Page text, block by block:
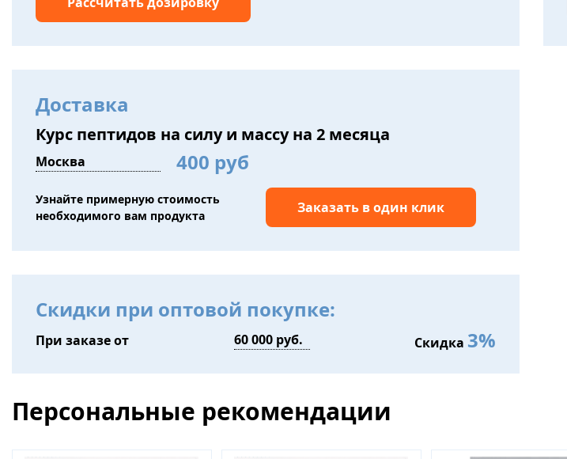
Доставка
Курс пептидов на силу и массу на 2 месяца
400 руб
Узнайте примерную стоимость
необходимого вам продукта
Заказать в один клик
Скидки при оптовой покупке:
При заказе от Скидка 3%
Персональные рекомендации